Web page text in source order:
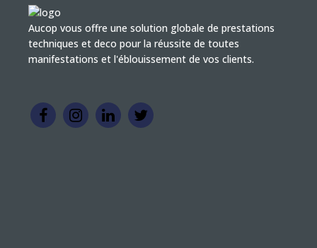
Aucop vous offre une solution globale de prestations
techniques et deco pour la réussite de toutes
manifestations et l'éblouissement de vos clients.